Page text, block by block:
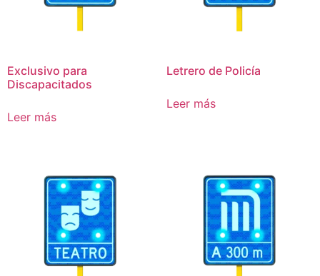
Exclusivo para
Discapacitados
Leer más
Letrero de Policía
Leer más